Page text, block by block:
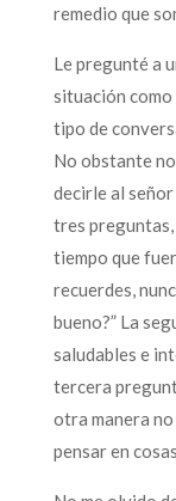
remedio que
Le pregunté a
situación como
tipo de
No obstante
decirle al
tres preguntas,
tiempo que
recuerdes,
bueno?” La
saludables e
tercera
otra manera
pensar en